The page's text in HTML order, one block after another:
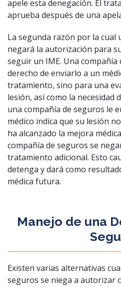
apele esta denegación. El
aprueba después de una
La segunda razón por la cual
negará la autorización para
seguir un IME. Una
derecho de enviarlo a un
tratamiento, sino para una
lesión, así como la necesidad
una compañía de seguros le
médico indica que su lesión
ha alcanzado la mejora
compañía de seguros se
tratamiento adicional. Esto
detenga y dará como
médica futura.
Manejo de una
Existen varias alternativas
seguros se niega a autorizar